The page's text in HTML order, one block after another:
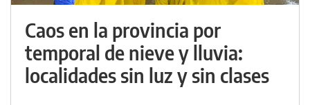
Caos en la provincia por
temporal de nieve y lluvia:
localidades sin luz y sin clases